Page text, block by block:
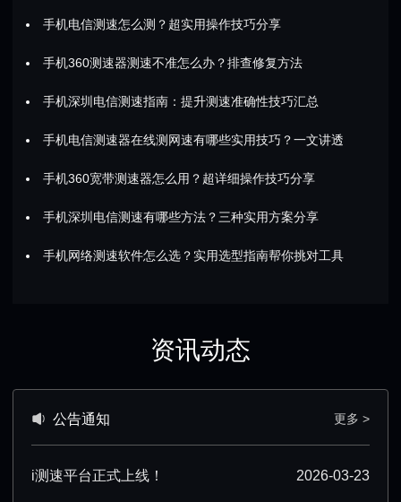
手机电信测速怎么测？超实用操作技巧分享
手机360测速器测速不准怎么办？排查修复方法
手机深圳电信测速指南：提升测速准确性技巧汇总
手机电信测速器在线测网速有哪些实用技巧？一文讲透
手机360宽带测速器怎么用？超详细操作技巧分享
手机深圳电信测速有哪些方法？三种实用方案分享
手机网络测速软件怎么选？实用选型指南帮你挑对工具
资讯动态
公告通知 更多 >
i测速平台正式上线！ 2026-03-23